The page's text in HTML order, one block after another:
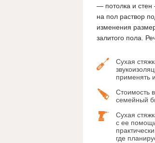
— потолка и стен
на пол раствор
изменения
залитого пола.
Сухая
применять
Стоимость
семейный
Сухая
с ее
где